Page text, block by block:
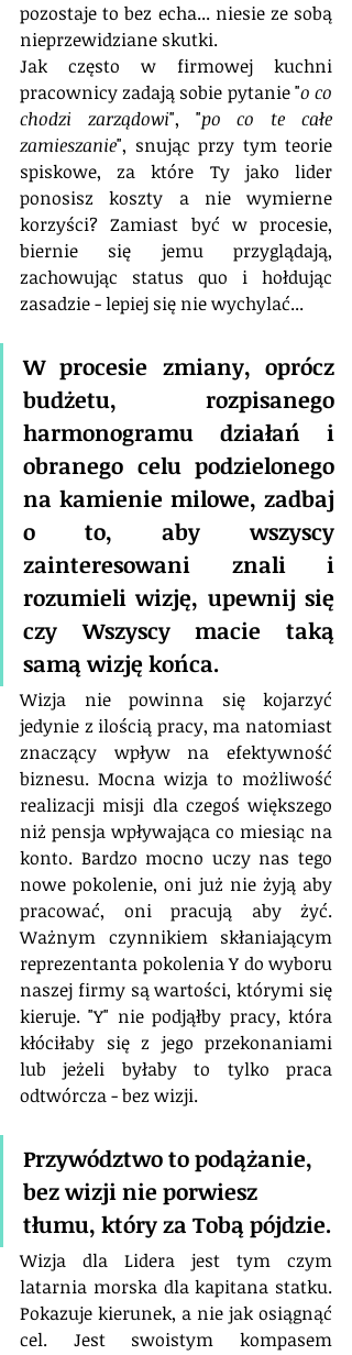
pozostaje to bez echa... niesie ze sobą
nieprzewidziane skutki.
Jak często w firmowej kuchni
pracownicy zadają sobie pytanie "o co
chodzi zarządowi", "po co te całe
zamieszanie", snując przy tym teorie
spiskowe, za które Ty jako lider
ponosisz koszty a nie wymierne
korzyści? Zamiast być w procesie,
biernie się jemu przyglądają,
zachowując status quo i hołdując
zasadzie - lepiej się nie wychylać...
W procesie zmiany, oprócz
budżetu, rozpisanego
harmonogramu działań i
obranego celu podzielonego
na kamienie milowe, zadbaj
o to, aby wszyscy
zainteresowani znali i
rozumieli wizję, upewnij się
czy Wszyscy macie taką
samą wizję końca.
Wizja nie powinna się kojarzyć
jedynie z ilością pracy, ma natomiast
znaczący wpływ na efektywność
biznesu. Mocna wizja to możliwość
realizacji misji dla czegoś większego
niż pensja wpływająca co miesiąc na
konto. Bardzo mocno uczy nas tego
nowe pokolenie, oni już nie żyją aby
pracować, oni pracują aby żyć.
Ważnym czynnikiem skłaniającym
reprezentanta pokolenia Y do wyboru
naszej firmy są wartości, którymi się
kieruje. "Y" nie podjąłby pracy, która
kłóciłaby się z jego przekonaniami
lub jeżeli byłaby to tylko praca
odtwórcza - bez wizji.
Przywództwo to podążanie,
bez wizji nie porwiesz
tłumu, który za Tobą pójdzie.
Wizja dla Lidera jest tym czym
latarnia morska dla kapitana statku.
Pokazuje kierunek, a nie jak osiągnąć
cel. Jest swoistym kompasem